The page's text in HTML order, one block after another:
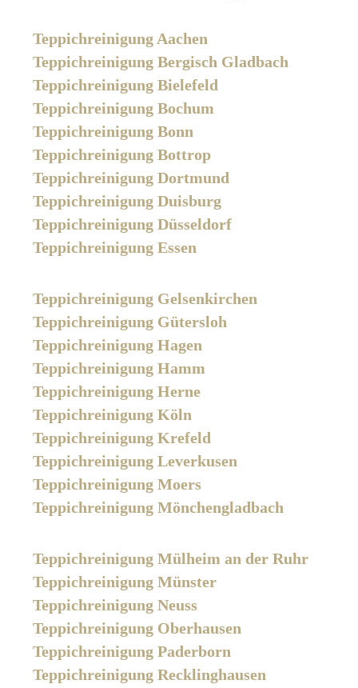
Teppichreinigung Aachen
Teppichreinigung Bergisch Gladbach
Teppichreinigung Bielefeld
Teppichreinigung Bochum
Teppichreinigung Bonn
Teppichreinigung Bottrop
Teppichreinigung Dortmund
Teppichreinigung Duisburg
Teppichreinigung Düsseldorf
Teppichreinigung Essen
Teppichreinigung Gelsenkirchen
Teppichreinigung Gütersloh
Teppichreinigung Hagen
Teppichreinigung Hamm
Teppichreinigung Herne
Teppichreinigung Köln
Teppichreinigung Krefeld
Teppichreinigung Leverkusen
Teppichreinigung Moers
Teppichreinigung Mönchengladbach
Teppichreinigung Mülheim an der Ruhr
Teppichreinigung Münster
Teppichreinigung Neuss
Teppichreinigung Oberhausen
Teppichreinigung Paderborn
Teppichreinigung Recklinghausen